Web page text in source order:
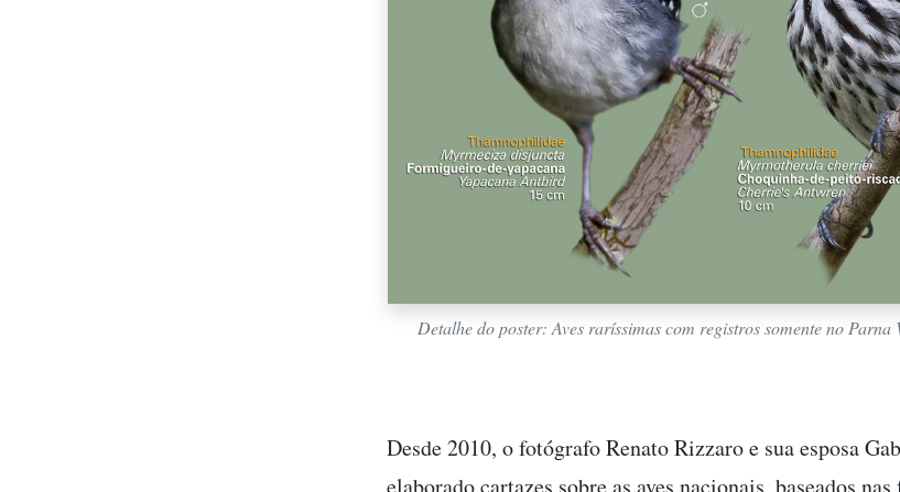
Detalhe do poster: Aves raríssimas com registros somente no
Desde 2010, o fotógrafo Renato Rizzaro e sua esposa
elaborado cartazes sobre as aves nacionais, baseados